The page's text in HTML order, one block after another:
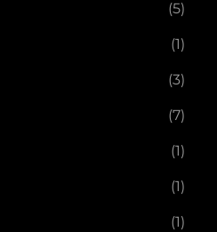
(5)
(1)
(3)
(7)
(1)
(1)
(1)